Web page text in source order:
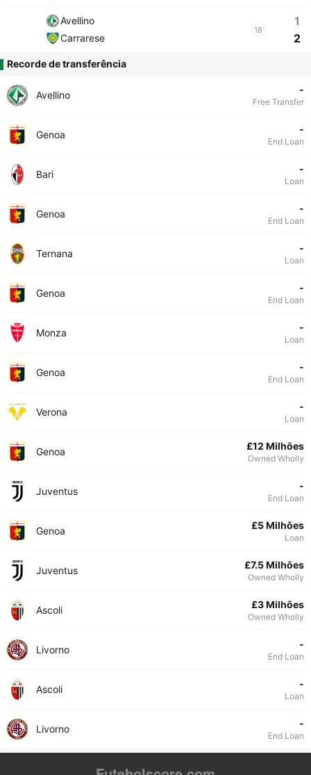
Avellino
Carrarese
18'
1
2
Recorde de transferência
Avellino -
Free Transfer
Genoa -
End Loan
Bari -
Loan
Genoa -
End Loan
Ternana -
Loan
Genoa -
End Loan
Monza -
Loan
Genoa -
End Loan
Verona -
Loan
Genoa £12 Milhões
Owned Wholly
Juventus -
End Loan
Genoa £5 Milhões
Loan
Juventus £7.5 Milhões
Owned Wholly
Ascoli £3 Milhões
Owned Wholly
Livorno -
End Loan
Ascoli -
Loan
Livorno -
End Loan